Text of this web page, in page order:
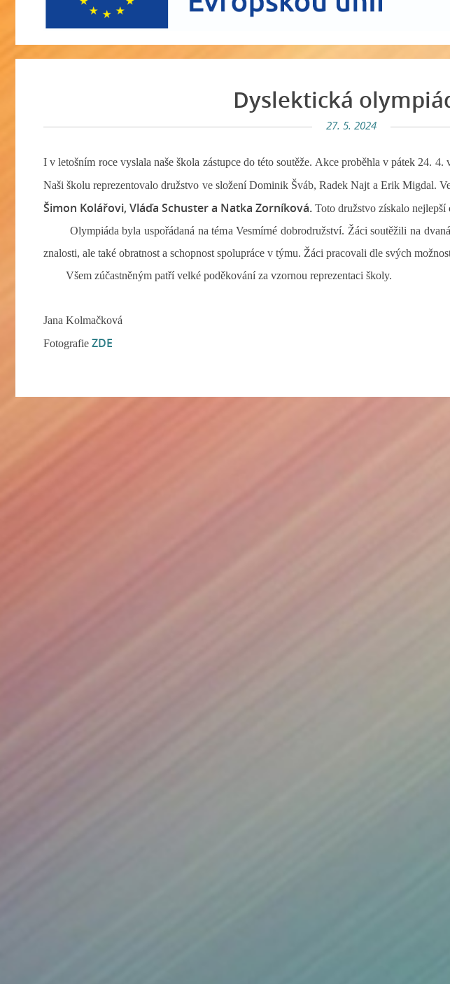
Dyslektická
27. 5. 2024
I v letošním roce vyslala naše škola zástupce do této soutěže. Akce proběhla v pátek 24.
Naši školu reprezentovalo družstvo ve složení Dominik Šváb, Radek Najt a Erik Migdal.
Šimon Kolářovi, Vláďa Schuster a Natka Zorníková. Toto družstvo získalo nejlepší
Olympiáda byla uspořádaná na téma Vesmírné dobrodružství. Žáci soutěžili na
znalosti, ale také obratnost a schopnost spolupráce v týmu. Žáci pracovali dle svých
Všem zúčastněným patří velké poděkování za vzornou reprezentaci školy.
Jana Kolmačková
Fotografie ZDE